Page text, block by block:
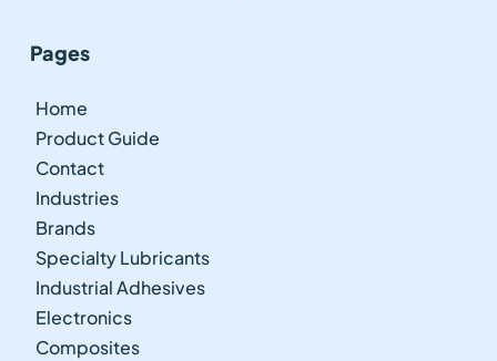
Pages
Home
Product Guide
Contact
Industries
Brands
Specialty Lubricants
Industrial Adhesives
Electronics
Composites